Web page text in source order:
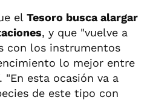
el Tesoro busca alargar
, y que "vuelve a
con los instrumentos
lo mejor entre
"En esta ocasión va a
de este tipo con